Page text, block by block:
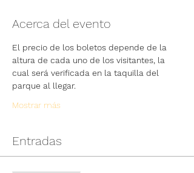
Acerca del evento
El precio de los boletos depende de la
altura de cada uno de los visitantes, la
cual será verificada en la taquilla del
parque al llegar.
Mostrar más
Entradas